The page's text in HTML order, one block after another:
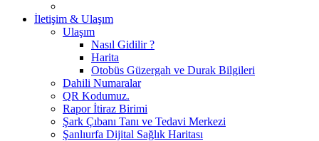
İletişim & Ulaşım
Ulaşım
Nasıl Gidilir ?
Harita
Otobüs Güzergah ve Durak Bilgileri
Dahili Numaralar
QR Kodumuz.
Rapor İtiraz Birimi
Şark Çıbanı Tanı ve Tedavi Merkezi
Şanlıurfa Dijital Sağlık Haritası